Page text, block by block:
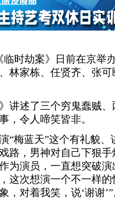
时劫案》日前在京举
林家栋、任贤齐、张
述了三个穷鬼蠢贼、
，令人啼笑皆非。
梅蓝天”这个有礼貌、
路，男神对自己下狠
为演员，一直想突破
这次想演一个不一样
，对着我笑，说‘谢谢